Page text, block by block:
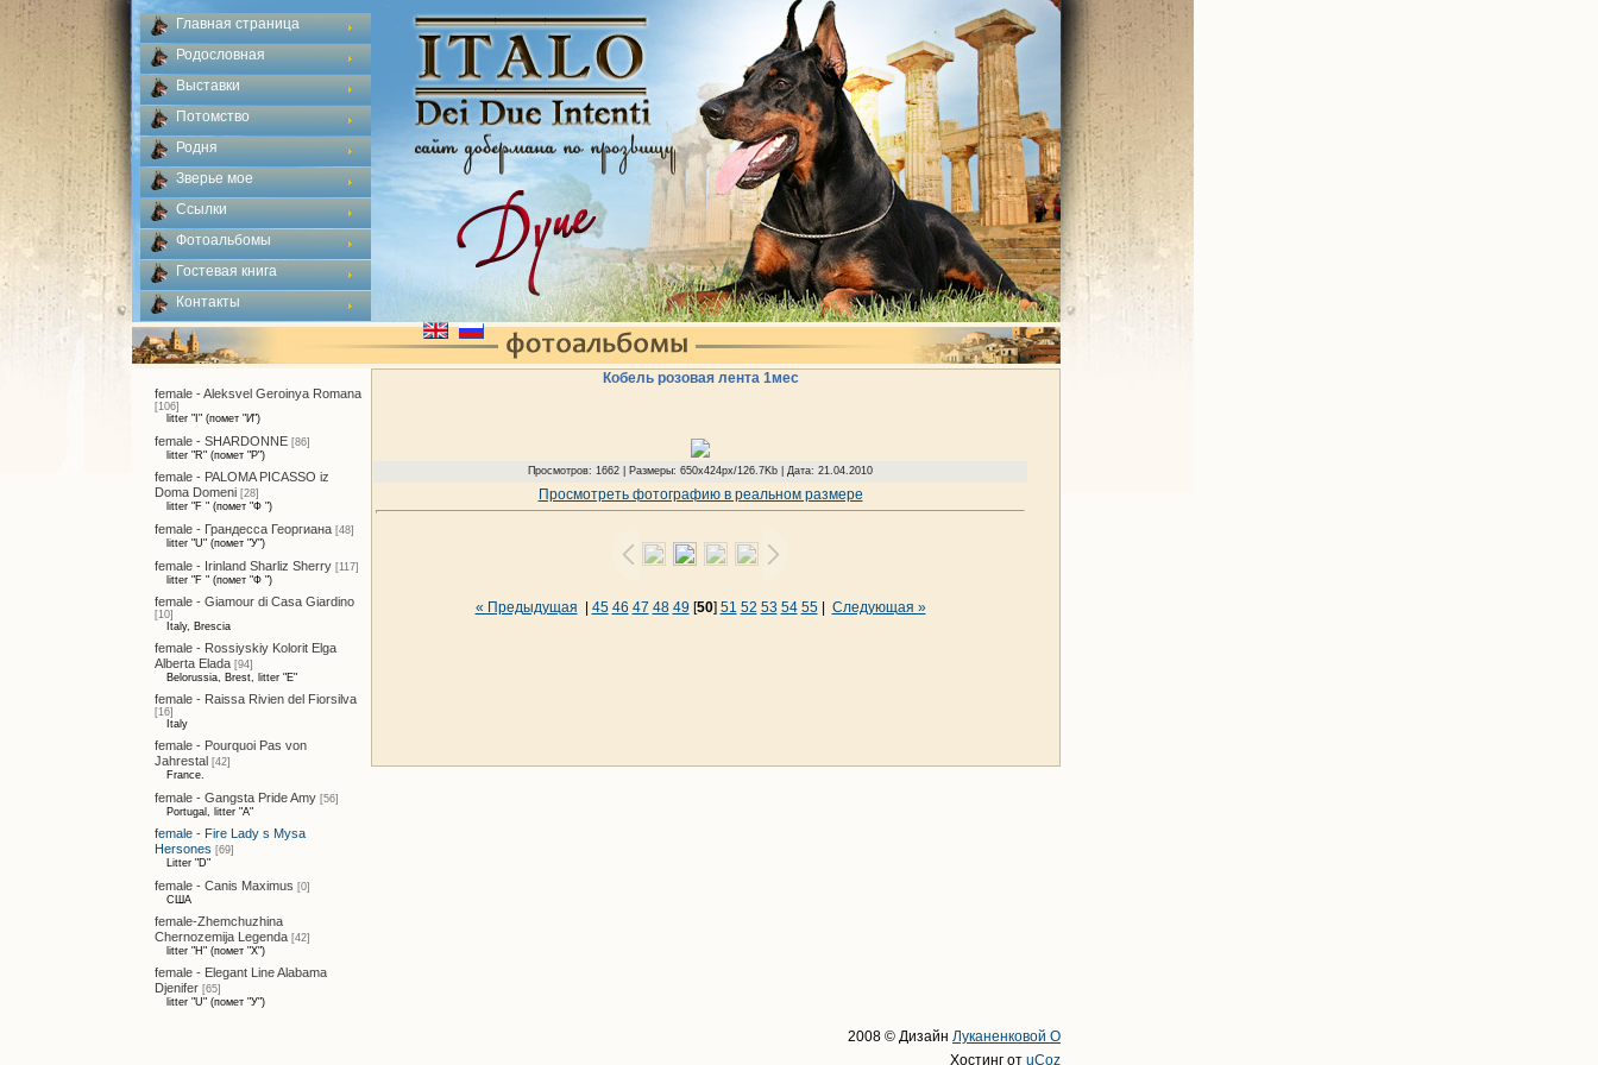
Главная страница
Родословная
Выставки
Потомство
Родня
Зверье мое
Ссылки
Фотоальбомы
Гостевая книга
Контакты
female - Aleksvel Geroinya Romana
[106]
litter "I" (помет "И")
female - SHARDONNE [86]
litter "R" (помет "Р")
female - PALOMA PICASSO iz
Doma Domeni [28]
litter "F " (помет "Ф ")
female - Грандесса Георгиана [48]
litter "U" (помет "У")
female - Irinland Sharliz Sherry [117]
litter "F " (помет "Ф ")
female - Giamour di Casa Giardino
[10]
Italy, Brescia
female - Rossiyskiy Kolorit Elga
Alberta Elada [94]
Belorussia, Brest, litter "E"
female - Raissa Rivien del Fiorsilva
[16]
Italy
female - Pourquoi Pas von
Jahrestal [42]
France.
female - Gangsta Pride Amy [56]
Portugal, litter "A"
female - Fire Lady s Mysa
Hersones [69]
Litter "D"
female - Canis Maximus [0]
США
female-Zhemchuzhina
Chernozemija Legenda [42]
litter "H" (помет "Х")
female - Elegant Line Alabama
Djenifer [65]
litter "U" (помет "У")
Кобель розовая лента 1мес
Просмотров: 1662 | Размеры: 650x424px/126.7Kb | Дата: 21.04.2010
Просмотреть фотографию в реальном размере
« Предыдущая 45 46 47 48 49[50] 51 52 53 54 55| Следующая »
2008 © Дизайн Луканенковой О
Хостинг от uCoz